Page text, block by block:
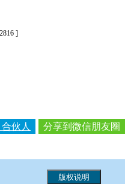
]
分享到微信朋友圈
伙人